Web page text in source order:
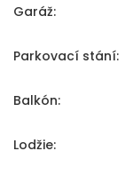
Garáž:
Parkovací stání:
Balkón:
Lodžie: